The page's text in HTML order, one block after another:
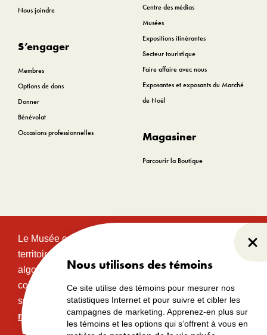
Nous utilisons des témoins
Ce site utilise des témoins pour mesurer nos
statistiques Internet et pour suivre et cibler les
campagnes de marketing. Apprenez-en plus sur
les témoins et les options qui s’offrent à vous en
Nous joindre
S’engager
Membres
Options de dons
Donner
Bénévolat
Occasions professionnelles
Centre des médias
Musées
Expositions itinérantes
Secteur touristique
Faire affaire avec nous
Exposantes et exposants du Marché
de Noël
Magasiner
Parcourir la Boutique
Le Musée canadien de l’histoire est situé sur le
territoire traditionnel et non cédé des communautés
algonquines Anishinabeg. Ce territoire a eu et
continue d’avoir une grande importance historique,
spirituelle et sacrée.Lire l’intégralité de la
reconnaissance territoriale.